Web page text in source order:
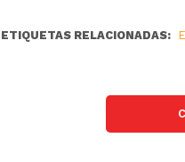
ETIQUETAS RELACIONADAS: